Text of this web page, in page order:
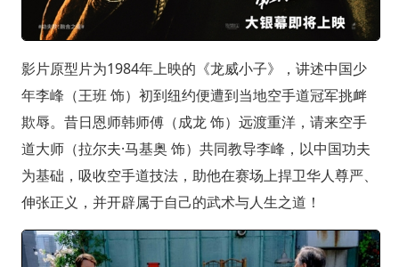
影片原型片为1984年上映的《龙威小子》，讲述中国少
年李峰（王班 饰）初到纽约便遭到当地空手道冠军挑衅
欺辱。昔日恩师韩师傅（成龙 饰）远渡重洋，请来空手
道大师（拉尔夫·马基奥 饰）共同教导李峰，以中国功夫
为基础，吸收空手道技法，助他在赛场上捍卫华人尊严、
伸张正义，并开辟属于自己的武术与人生之道！